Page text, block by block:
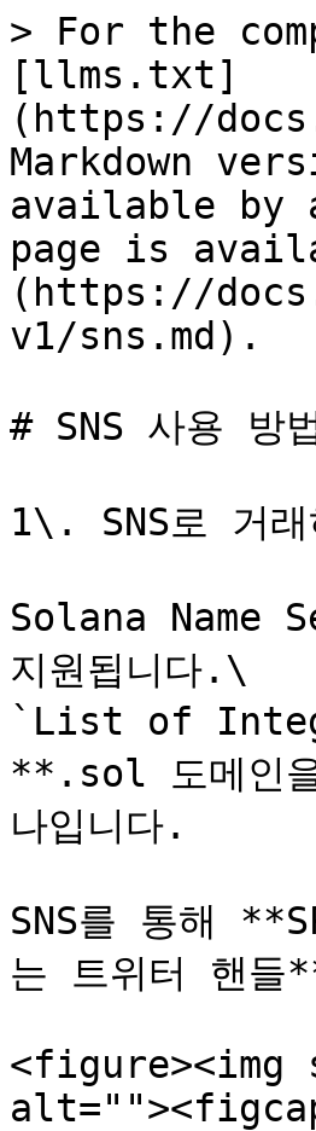
> For the
[llms.txt]
(https://
Markdown
available by
page is
(https://
v1/sns.md).
# SNS 사용 방
1\. SNS로 거래
Solana Name
지원됩니다.\
`List of
**.sol 도메인
나입니다.
SNS를 통해
는 트위터 핸들
<figure><img